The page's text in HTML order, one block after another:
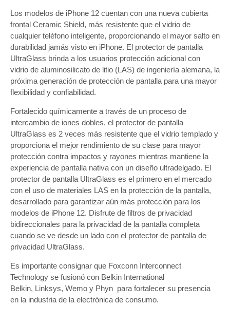
Los modelos de iPhone 12 cuentan con una nueva cubierta
frontal Ceramic Shield, más resistente que el vidrio de
cualquier teléfono inteligente, proporcionando el mayor salto en
durabilidad jamás visto en iPhone. El protector de pantalla
UltraGlass brinda a los usuarios protección adicional con
vidrio de aluminosilicato de litio (LAS) de ingeniería alemana, la
próxima generación de protección de pantalla para una mayor
flexibilidad y confiabilidad.
Fortalecido químicamente a través de un proceso de
intercambio de iones dobles, el protector de pantalla
UltraGlass es 2 veces más resistente que el vidrio templado y
proporciona el mejor rendimiento de su clase para mayor
protección contra impactos y rayones mientras mantiene la
experiencia de pantalla nativa con un diseño ultradelgado. El
protector de pantalla UltraGlass es el primero en el mercado
con el uso de materiales LAS en la protección de la pantalla,
desarrollado para garantizar aún más protección para los
modelos de iPhone 12. Disfrute de filtros de privacidad
bidireccionales para la privacidad de la pantalla completa
cuando se ve desde un lado con el protector de pantalla de
privacidad UltraGlass.
Es importante consignar que Foxconn Interconnect
Technology se fusionó con Belkin International
Belkin, Linksys, Wemo y Phyn para fortalecer su presencia
en la industria de la electrónica de consumo.